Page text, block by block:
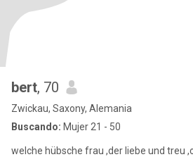
bert, 70
Zwickau, Saxony, Alemania
Buscando: Mujer 21 - 50
welche hübsche frau ,der liebe und treu